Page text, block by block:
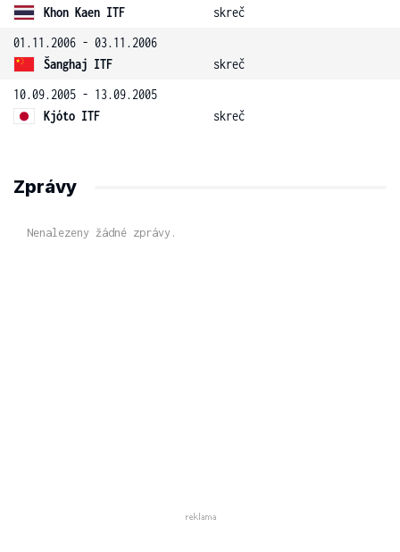
Khon Kaen ITF
skreč
01.11.2006 - 03.11.2006
Šanghaj ITF
skreč
10.09.2005 - 13.09.2005
Kjóto ITF
skreč
Zprávy
Nenalezeny žádné zprávy.